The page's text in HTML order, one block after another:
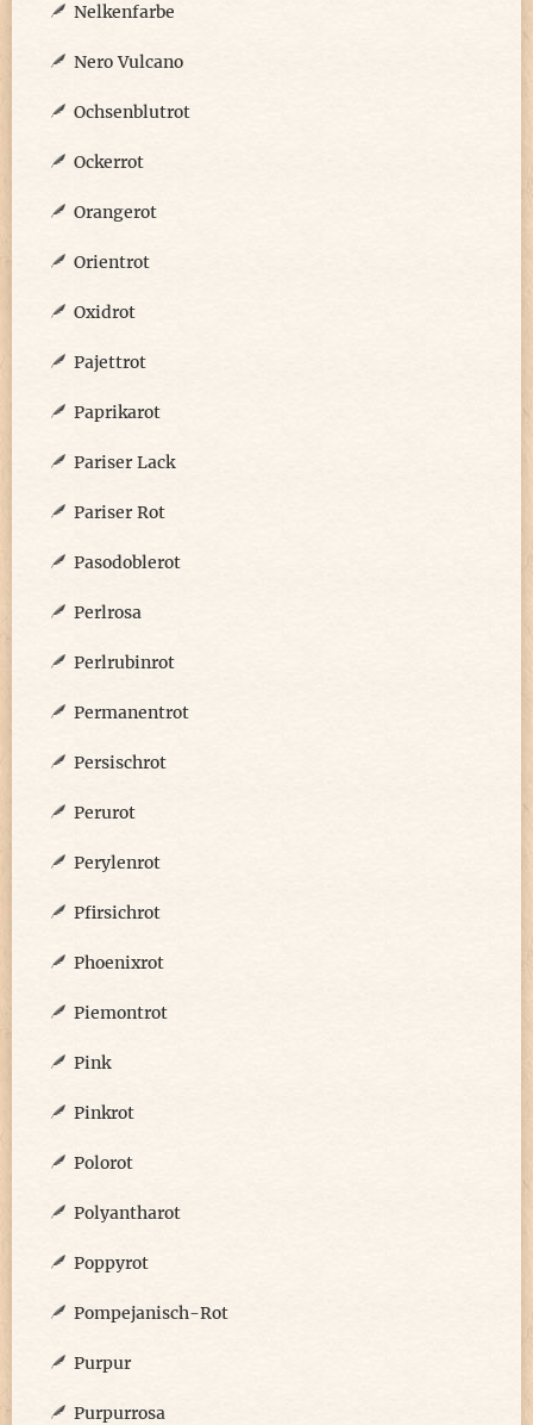
Nelkenfarbe
Nero Vulcano
Ochsenblutrot
Ockerrot
Orangerot
Orientrot
Oxidrot
Pajettrot
Paprikarot
Pariser Lack
Pariser Rot
Pasodoblerot
Perlrosa
Perlrubinrot
Permanentrot
Persischrot
Perurot
Perylenrot
Pfirsichrot
Phoenixrot
Piemontrot
Pink
Pinkrot
Polorot
Polyantharot
Poppyrot
Pompejanisch-Rot
Purpur
Purpurrosa